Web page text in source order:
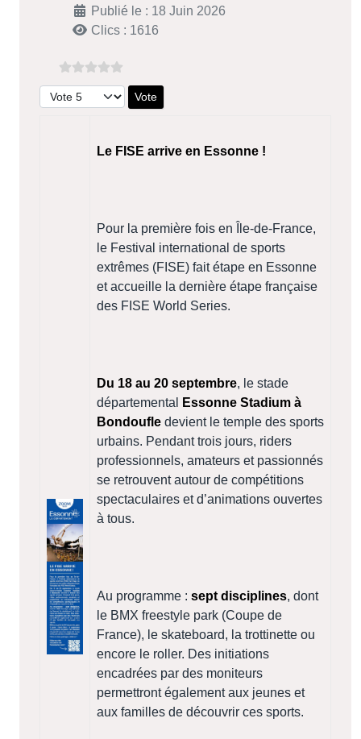
Publié le : 18 Juin 2026
Clics : 1616
Veuillez voter
Le FISE arrive en Essonne !
Pour la première fois en Île-de-France,
le Festival international de sports
extrêmes (FISE) fait étape en Essonne
et accueille la dernière étape française
des FISE World Series.
Du 18 au 20 septembre, le stade
départemental
Essonne Stadium à
Bondoufle devient le temple des sports
urbains. Pendant trois jours, riders
professionnels, amateurs et passionnés
se retrouvent autour de compétitions
spectaculaires et d’animations ouvertes
à tous.
Au programme : sept disciplines, dont
le BMX freestyle park (Coupe de
France), le skateboard, la trottinette ou
encore le roller. Des initiations
encadrées par des moniteurs
permettront également aux jeunes et
aux familles de découvrir ces sports.